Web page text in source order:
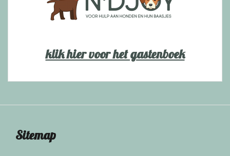
klik hier voor het gastenboek
Sitemap